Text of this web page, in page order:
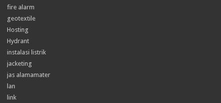
fire alarm
geotextile
Hosting
Hydrant
instalasi listrik
jacketing
jas alamamater
lan
link